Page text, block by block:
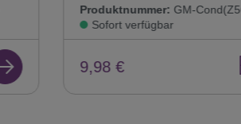
Produktnummer: GM-
Sofort verfügbar
9,98 €